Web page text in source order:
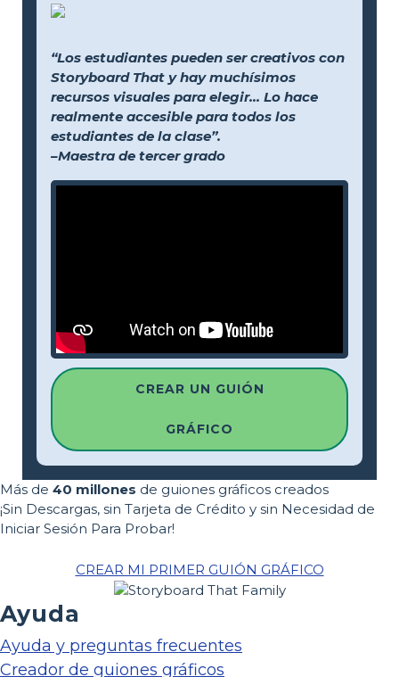
“Los estudiantes pueden ser creativos con
Storyboard That y hay muchísimos
recursos visuales para elegir... Lo hace
realmente accesible para todos los
estudiantes de la clase”.
–Maestra de tercer grado
CREAR UN GUIÓN
GRÁFICO
Más de 40 millones de guiones gráficos creados
¡Sin Descargas, sin Tarjeta de Crédito y sin Necesidad de
Iniciar Sesión Para Probar!
CREAR MI PRIMER GUIÓN GRÁFICO
Ayuda
Ayuda y preguntas frecuentes
Creador de guiones gráficos